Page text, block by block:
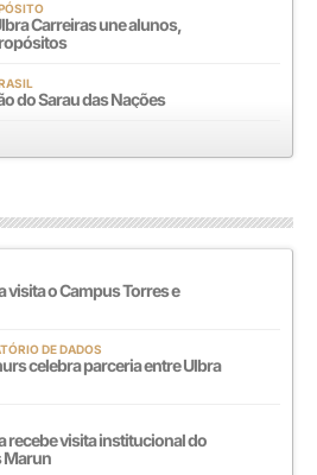
Carreiras une alunos,
do Sarau das Nações
visita o Campus Torres e
DE DADOS
celebra parceria entre Ulbra
recebe visita institucional do
Marun